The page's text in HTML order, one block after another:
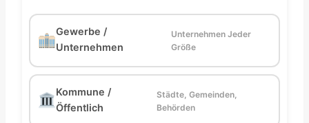
Gewerbe /
Unternehmen
Unternehmen Jeder
Größe
Kommune /
Öffentlich
Städte, Gemeinden,
Behörden